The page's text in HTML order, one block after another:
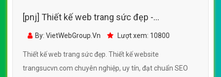
[pnj] Thiết kế web trang sức đẹp -
trangsucvn.com
By: VietWebGroup.Vn Lượt xem: 10800
Thiết kế web trang sức đẹp. Thiết kế website
trangsucvn.com chuyên nghiệp, uy tín, đạt chuẩn SEO